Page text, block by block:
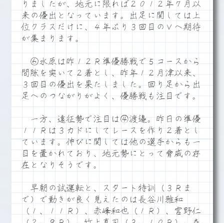
りましたが、地元に限れば２０１２年７月以
来の優出となっています。出足に関しては上
位クラスだけに、４年ぶり３回目のＶへ期待
が集まります。
⑥水原は昨１２Ｒ準優勝戦で５コースから
間隙を突いて２着とし、昨年１２月津以来、
３回目の優出を果たしました。回り足から出
足へのつながりがよく、優勝戦も注目です。
一方、遠征勢で注目は④渡邉。昨日の準優
１１Ｒは３カドにしてレースを作り２着とし
ています。伸びに関しては他の選手からも一
目を置かれており、地元勢にとって脅威の存
在となりそうです。
早朝の試運転と、スタート特訓（３Ｒま
で）で動きが良く見えたのは長谷川雅和
（１、１１Ｒ）、赤峰和也（１Ｒ）、宮野仁